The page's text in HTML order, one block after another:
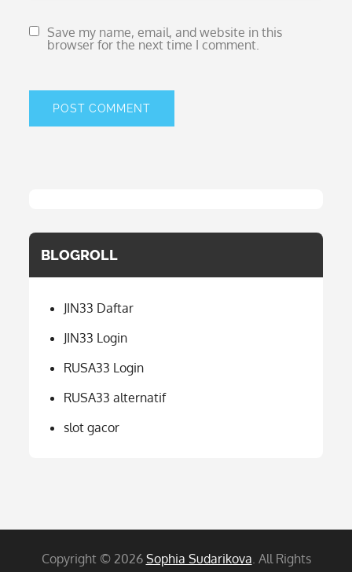
Save my name, email, and website in this
browser for the next time I comment.
BLOGROLL
JIN33 Daftar
JIN33 Login
RUSA33 Login
RUSA33 alternatif
slot gacor
Copyright © 2026 Sophia Sudarikova. All Rights